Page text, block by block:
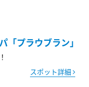
「プラウブラン」
スポット詳細